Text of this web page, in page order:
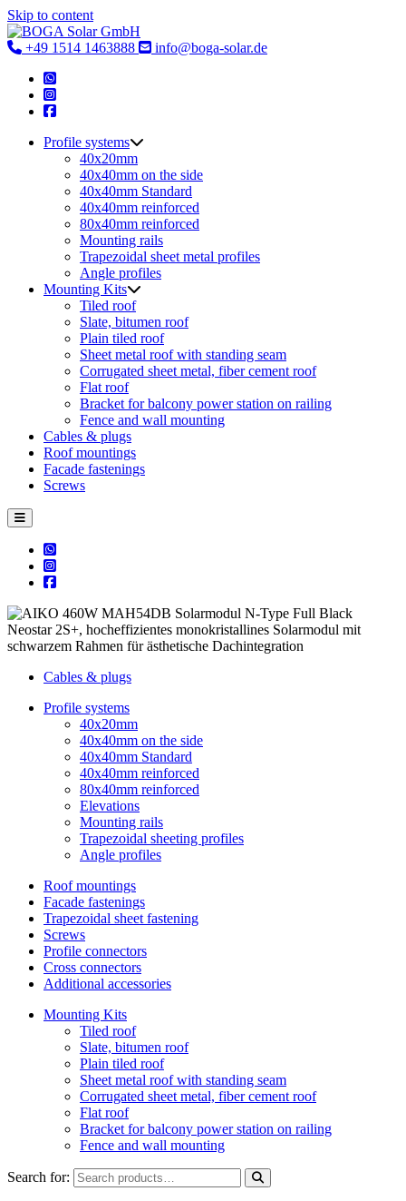
Skip to content
+49 1514 1463888 info@boga-solar.de
Profile systems
40x20mm
40x40mm on the side
40x40mm Standard
40x40mm reinforced
80x40mm reinforced
Mounting rails
Trapezoidal sheet metal profiles
Angle profiles
Mounting Kits
Tiled roof
Slate, bitumen roof
Plain tiled roof
Sheet metal roof with standing seam
Corrugated sheet metal, fiber cement roof
Flat roof
Bracket for balcony power station on railing
Fence and wall mounting
Cables & plugs
Roof mountings
Facade fastenings
Screws
Cables & plugs
Profile systems
40x20mm
40x40mm on the side
40x40mm Standard
40x40mm reinforced
80x40mm reinforced
Elevations
Mounting rails
Trapezoidal sheeting profiles
Angle profiles
Roof mountings
Facade fastenings
Trapezoidal sheet fastening
Screws
Profile connectors
Cross connectors
Additional accessories
Mounting Kits
Tiled roof
Slate, bitumen roof
Plain tiled roof
Sheet metal roof with standing seam
Corrugated sheet metal, fiber cement roof
Flat roof
Bracket for balcony power station on railing
Fence and wall mounting
Search for: